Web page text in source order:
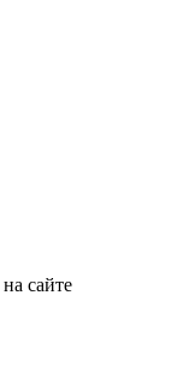
на сайте